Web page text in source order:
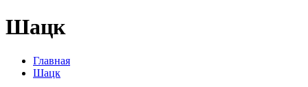
Шацк
Главная
Шацк